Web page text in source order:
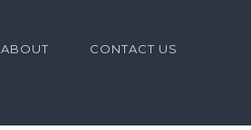
ABOUT CONTACT US